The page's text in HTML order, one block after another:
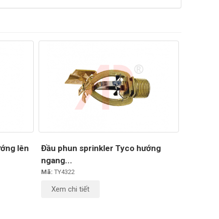
lên
Đầu phun sprinkler Tyco hướng
ngang...
Mã: TY4322
Xem chi tiết